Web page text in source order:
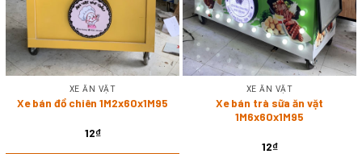
XE ĂN VẶT
Xe bán đồ chiên 1M2x60x1M95
12₫
XE ĂN VẶT
Xe bán trà sữa ăn vặt
1M6x60x1M95
12₫